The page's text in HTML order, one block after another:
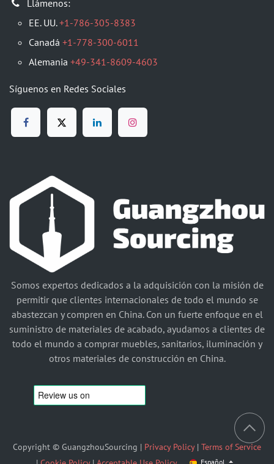
Llámenos:
EE. UU.+1-786-305-8383
Canadá +1-778-300-6011
Alemania +49-341-8609-4603
Síguenos en Redes Sociales​
Somos expertos dedicados a la adquisición con la misión de
permitir que clientes internacionales de todo el mundo se
abastezcan y compren en China. Con un fuerte enfoque en el
suministro de materiales de acabado, ayudamos a clientes de
todo el mundo a comprar muebles, sanitarios, iluminación y
otros materiales de construcción en China.
Copyright © GuangzhouSourcing | Privacy Policy| Terms of Service
Español